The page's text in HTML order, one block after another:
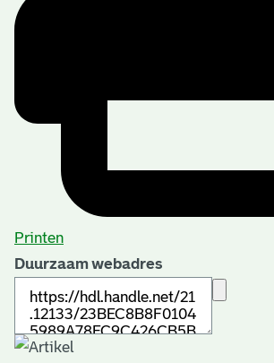
Printen
Duurzaam webadres